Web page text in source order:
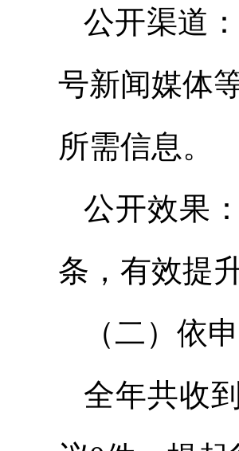
公开渠道
号新闻媒体
所需信息。
公开效果
条，有效提
（二）依
全年共收